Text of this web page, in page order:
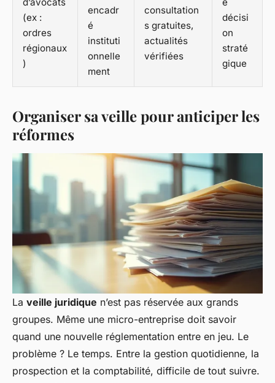
(ex :
ordres
régionaux
)
encadr
é
instituti
onnelle
ment
consultation
s gratuites,
actualités
vérifiées
décisi
on
straté
gique
Organiser sa veille pour anticiper les
réformes
La veille juridique n’est pas réservée aux grands
groupes. Même une micro-entreprise doit savoir
quand une nouvelle réglementation entre en jeu. Le
problème ? Le temps. Entre la gestion quotidienne, la
prospection et la comptabilité, difficile de tout suivre.